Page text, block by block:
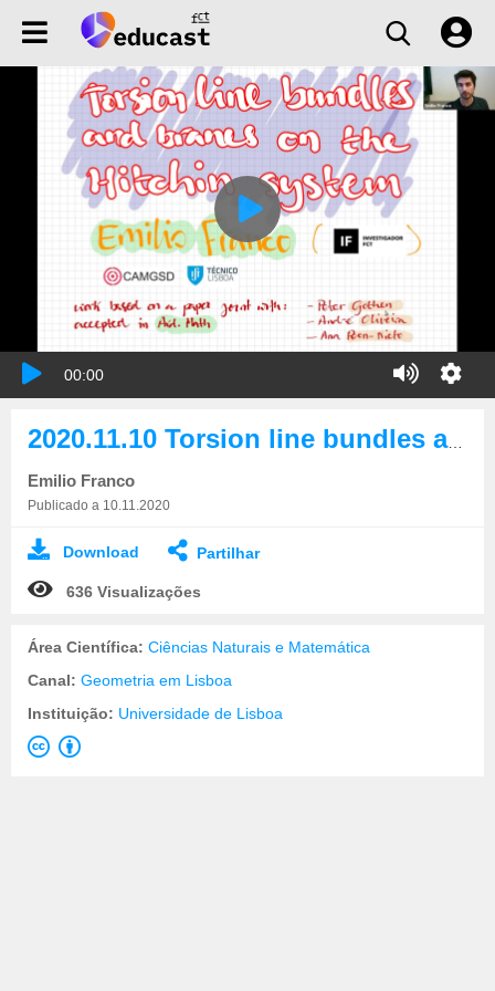
00:00
2020.11.10 Torsion line bundles and branes on the Hitchin system
Emilio Franco
Publicado a 10.11.2020
Download Partilhar
636 Visualizações
Área Científica: Ciências Naturais e Matemática
Canal: Geometria em Lisboa
Instituição: Universidade de Lisboa